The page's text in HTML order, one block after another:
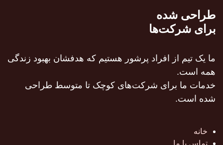
طراحی شده
برای شرکت‌ها
ما یک تیم از افراد پرشور هستیم که هدفشان بهبود زندگی
همه است.
خدمات ما برای شرکت‌های کوچک تا متوسط طراحی
شده است.
خانه